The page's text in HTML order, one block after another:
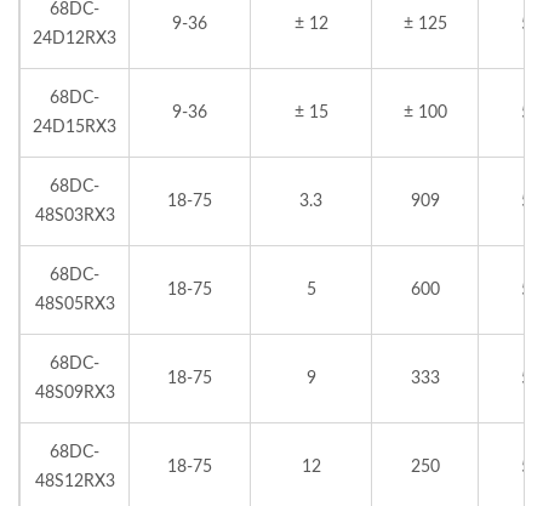
68DC-
24D12RX3
9-36 ± 12 ± 125 5
68DC-
24D15RX3
9-36 ± 15 ± 100 5
68DC-
48S03RX3
18-75 3.3 909 5
68DC-
48S05RX3
18-75 5 600 5
68DC-
48S09RX3
18-75 9 333 5
68DC-
48S12RX3
18-75 12 250 5